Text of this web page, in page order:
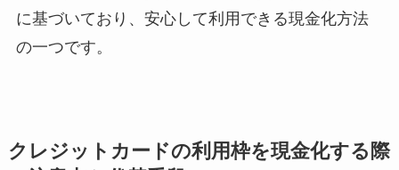
に基づいており、安心して利用できる現金化方法
の一つです。
クレジットカードの利用枠を現金化する際